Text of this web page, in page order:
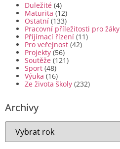
Duležité (4)
Maturita (12)
Ostatní (133)
Pracovní příležitosti pro žáky
Příjímací řízení (11)
Pro veřejnost (42)
Projekty (56)
Soutěže (121)
Sport (48)
Výuka (16)
Ze života školy (232)
Archivy